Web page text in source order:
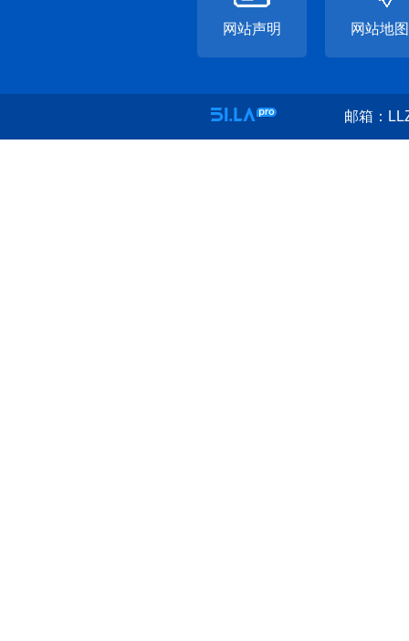
网站声明 网站地图
邮箱：